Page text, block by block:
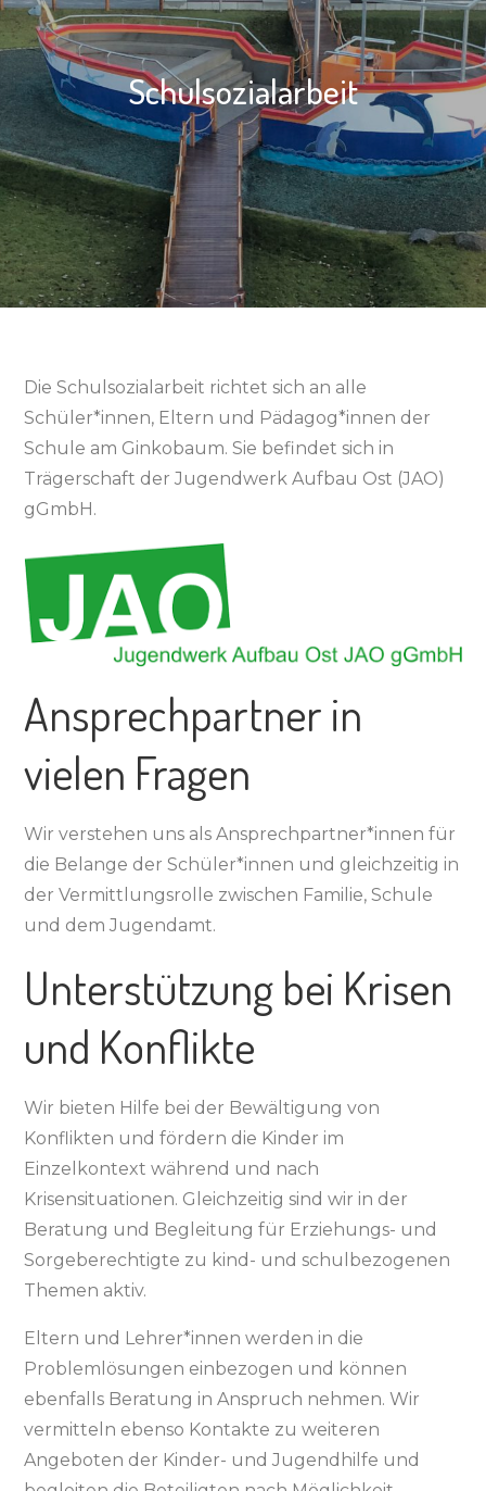
Schulsozialarbeit
Die Schulsozialarbeit richtet sich an alle
Schüler*innen, Eltern und Pädagog*innen der
Schule am Ginkobaum. Sie befindet sich in
Trägerschaft der Jugendwerk Aufbau Ost (JAO)
gGmbH.
Ansprechpartner in
vielen Fragen
Wir verstehen uns als Ansprechpartner*innen für
die Belange der Schüler*innen und gleichzeitig in
der Vermittlungsrolle zwischen Familie, Schule
und dem Jugendamt.
Unterstützung bei Krisen
und Konflikte
Wir bieten Hilfe bei der Bewältigung von
Konflikten und fördern die Kinder im
Einzelkontext während und nach
Krisensituationen. Gleichzeitig sind wir in der
Beratung und Begleitung für Erziehungs- und
Sorgeberechtigte zu kind- und schulbezogenen
Themen aktiv.
Eltern und Lehrer*innen werden in die
Problemlösungen einbezogen und können
ebenfalls Beratung in Anspruch nehmen. Wir
vermitteln ebenso Kontakte zu weiteren
Angeboten der Kinder- und Jugendhilfe und